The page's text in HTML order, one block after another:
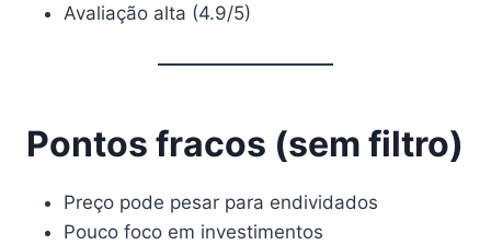
Avaliação alta (4.9/5)
Pontos fracos (sem filtro)
Preço pode pesar para endividados
Pouco foco em investimentos